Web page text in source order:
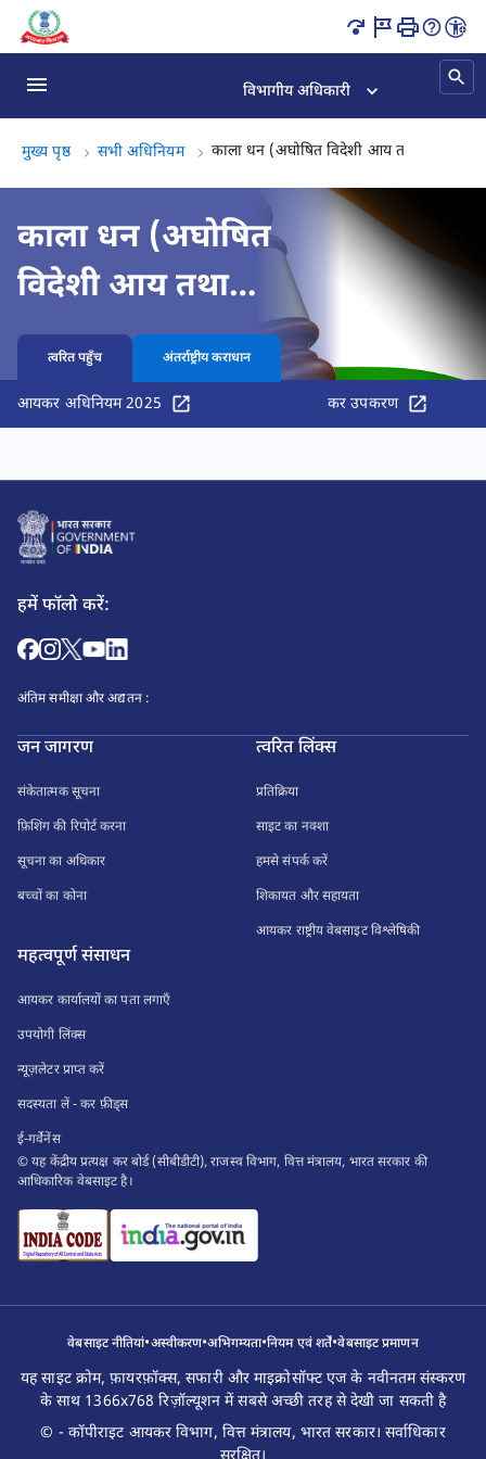
काला धन (अज्ञात विदेशी आय तथा परिसंपत्ति) तथा कर अधिनियम, 2015 का
विभागीय अधिकारी
मुख्य पृष्ठ सभी अधिनियम काला धन (अघोषित विदेशी आय तथा
काला धन (अघोषित
विदेशी आय तथा
परिसंपत्ति) तथा कर
अधिरोपण अधिनियम,
2015
त्वरित पहुँच अंतर्राष्ट्रीय कराधान
आयकर अधिनियम 2025 कर उपकरण
हमें फॉलो करें:
अंतिम समीक्षा और अद्यतन :
जन जागरण
संकेतात्मक सूचना
फ़िशिंग की रिपोर्ट करना
सूचना का अधिकार
बच्चों का कोना
त्वरित लिंक्स
प्रतिक्रिया
साइट का नक्शा
हमसे संपर्क करें
शिकायत और सहायता
आयकर राष्ट्रीय वेबसाइट विश्लेषिकी
महत्वपूर्ण संसाधन
आयकर कार्यालयों का पता लगाएँ
उपयोगी लिंक्स
न्यूज़लेटर प्राप्त करें
सदस्यता लें - कर फ़ीड्स
ई-गर्वेनेंस
© यह केंद्रीय प्रत्यक्ष कर बोर्ड (सीबीडीटी), राजस्व विभाग, वित्त मंत्रालय, भारत सरकार की
आधिकारिक वेबसाइट है।
वेबसाइट नीतियां•अस्वीकरण•अभिगम्यता•नियम एवं शर्तें•वेबसाइट प्रमाणन
यह साइट क्रोम, फ़ायरफ़ॉक्स, सफारी और माइक्रोसॉफ्ट एज के नवीनतम संस्करण
के साथ 1366x768 रिज़ॉल्यूशन में सबसे अच्छी तरह से देखी जा सकती है
© - कॉपीराइट आयकर विभाग, वित्त मंत्रालय, भारत सरकार। सर्वाधिकार